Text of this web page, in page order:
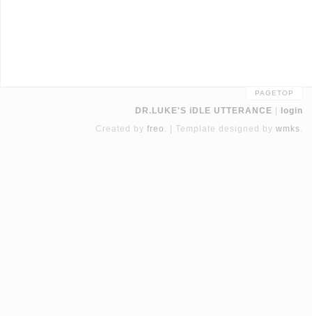
PAGETOP
DR.LUKE'S iDLE UTTERANCE
login
Created by freo . Template designed by wmks.